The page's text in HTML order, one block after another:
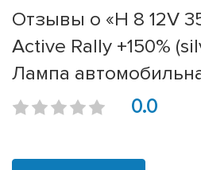
Отзывы о «Н 8 12V
Active Rally +150%
Лампа
0.0